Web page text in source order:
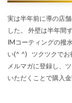
実は半年前に導の店
した。 外壁は半年間
IMコーティングの撥
い(^ ^) ツクツクでお
メルマガに登録し、
いただくことで購入